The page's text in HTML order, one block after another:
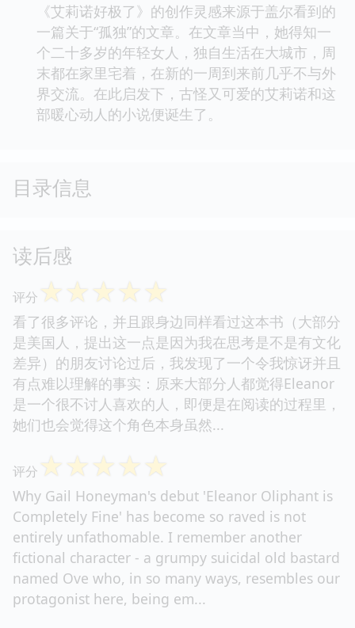
《艾莉诺好极了》的创作灵感来源于盖尔看到的
一篇关于“孤独”的文章。在文章当中，她得知一
个二十多岁的年轻女人，独自生活在大城市，周
末都在家里宅着，在新的一周到来前几乎不与外
界交流。在此启发下，古怪又可爱的艾莉诺和这
部暖心动人的小说便诞生了。
目录信息
读后感
评分 ☆☆☆☆☆
看了很多评论，并且跟身边同样看过这本书（大部分
是美国人，提出这一点是因为我在思考是不是有文化
差异）的朋友讨论过后，我发现了一个令我惊讶并且
有点难以理解的事实：原来大部分人都觉得Eleanor
是一个很不讨人喜欢的人，即便是在阅读的过程里，
她们也会觉得这个角色本身虽然...
评分 ☆☆☆☆☆
Why Gail Honeyman's debut 'Eleanor Oliphant is
Completely Fine' has become so raved is not
entirely unfathomable. I remember another
fictional character - a grumpy suicidal old bastard
named Ove who, in so many ways, resembles our
protagonist here, being em...